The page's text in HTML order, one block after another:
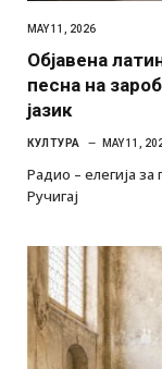
MAY 11, 2026
Објавена
песна на
јазик
КУЛТУРА MAY 11,
Радио – елегија
Ручигај